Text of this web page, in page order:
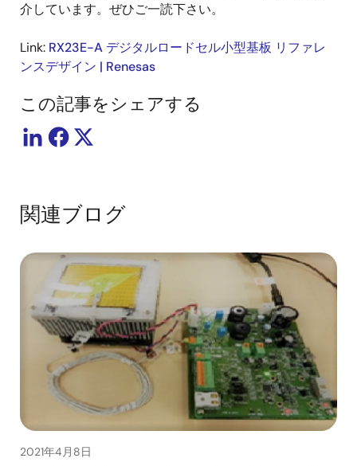
介しています。ぜひご一読下さい。
Link: RX23E-A デジタルロードセル小型基板 リファレ
ンスデザイン | Renesas
この記事をシェアする
関連ブログ
2021年4月8日